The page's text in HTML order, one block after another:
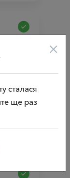
×
сталася
ще раз